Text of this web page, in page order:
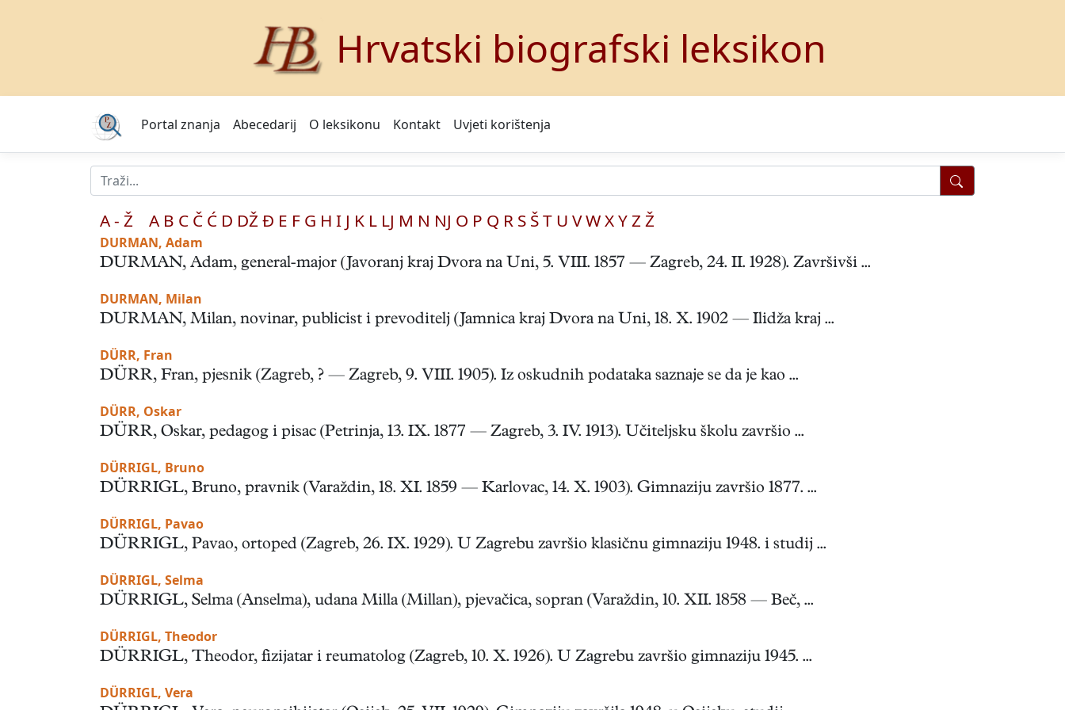
Hrvatski biografski leksikon
Portal znanja Abecedarij O leksikonu Kontakt Uvjeti korištenja
A - Ž A B C Č Ć D DŽ Đ E F G H I J K L LJ M N NJ O P Q R S ŠT U VWXYZ Ž
DURMAN, Adam
DURMAN, Adam, general-major (Javoranj kraj Dvora na Uni, 5. VIII. 1857 — Zagreb, 24. II. 1928). Završivši ...
DURMAN, Milan
DURMAN, Milan, novinar, publicist i prevoditelj (Jamnica kraj Dvora na Uni, 18. X. 1902 — Ilidža kraj ...
DÜRR, Fran
DÜRR, Fran, pjesnik (Zagreb, ? — Zagreb, 9. VIII. 1905). Iz oskudnih podataka saznaje se da je kao ...
DÜRR, Oskar
DÜRR, Oskar, pedagog i pisac (Petrinja, 13. IX. 1877 — Zagreb, 3. IV. 1913). Učiteljsku školu završio ...
DÜRRIGL, Bruno
DÜRRIGL, Bruno, pravnik (Varaždin, 18. XI. 1859 — Karlovac, 14. X. 1903). Gimnaziju završio 1877. ...
DÜRRIGL, Pavao
DÜRRIGL, Pavao, ortoped (Zagreb, 26. IX. 1929). U Zagrebu završio klasičnu gimnaziju 1948. i studij ...
DÜRRIGL, Selma
DÜRRIGL, Selma (Anselma), udana Milla (Millan), pjevačica, sopran (Varaždin, 10. XII. 1858 — Beč, ...
DÜRRIGL, Theodor
DÜRRIGL, Theodor, fizijatar i reumatolog (Zagreb, 10. X. 1926). U Zagrebu završio gimnaziju 1945. ...
DÜRRIGL, Vera